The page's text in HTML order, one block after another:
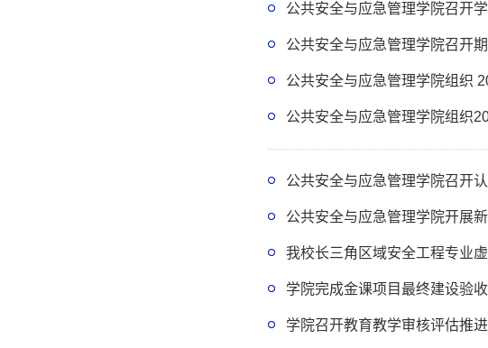
公共安全与应急管理学院召开
公共安全与应急管理学院召开
公共安全与应急管理学院组织
公共安全与应急管理学院组织
公共安全与应急管理学院召开
公共安全与应急管理学院开展
我校长三角区域安全工程专业
学院完成金课项目最终建设验收
学院召开教育教学审核评估推